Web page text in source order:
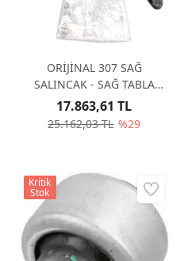
ORİJİNAL 307 SAĞ
SALINCAK - SAĞ TABLA
3521P3
25.162,03 TL %29
17.863,61 TL
Kritik
Stok